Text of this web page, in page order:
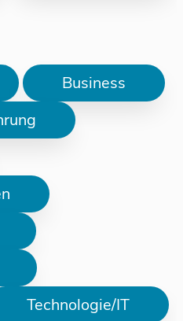
Business
Technologie/IT